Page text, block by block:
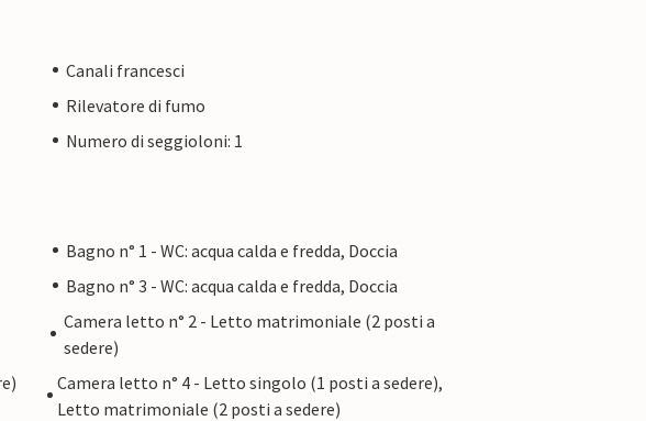
Canali francesci
Rilevatore di fumo
Numero di seggioloni: 1
Bagno n° 1 - WC: acqua calda e fredda, Doccia
Bagno n° 3 - WC: acqua calda e fredda, Doccia
Camera letto n° 2 - Letto matrimoniale (2 posti a
sedere)
Camera letto n° 4 - Letto singolo (1 posti a sedere),
Letto matrimoniale (2 posti a sedere)